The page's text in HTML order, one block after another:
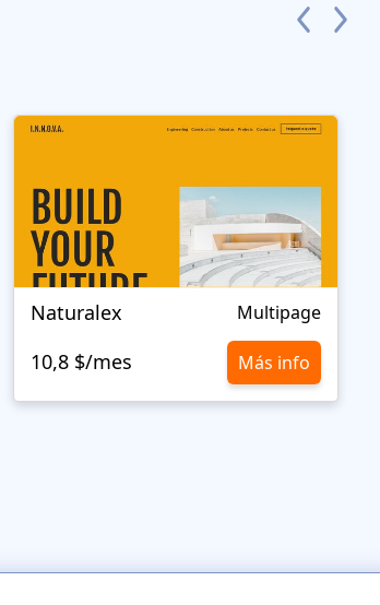
Naturalex Multipage
10,8 $/mes Más info